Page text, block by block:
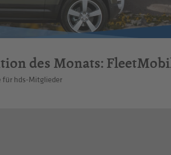
des Monats:
für hds-Mitglieder